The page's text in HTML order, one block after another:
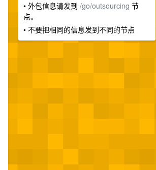
• 外包信息请发到 /go/outsourcing 节
点。
• 不要把相同的信息发到不同的节点